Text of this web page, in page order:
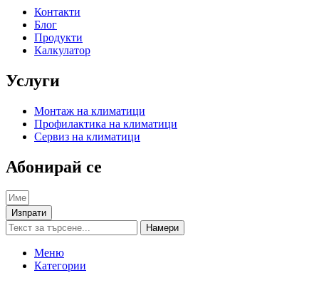
Контакти
Блог
Продукти
Калкулатор
Услуги
Монтаж на климатици
Профилактика на климатици
Сервиз на климатици
Абонирай се
Изпрати
Намери
Меню
Категории